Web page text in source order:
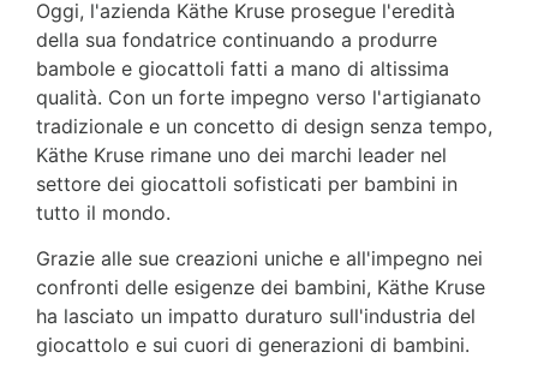
Oggi, l'azienda Käthe Kruse prosegue l'eredità
della sua fondatrice continuando a produrre
bambole e giocattoli fatti a mano di altissima
qualità. Con un forte impegno verso l'artigianato
tradizionale e un concetto di design senza tempo,
Käthe Kruse rimane uno dei marchi leader nel
settore dei giocattoli sofisticati per bambini in
tutto il mondo.
Grazie alle sue creazioni uniche e all'impegno nei
confronti delle esigenze dei bambini, Käthe Kruse
ha lasciato un impatto duraturo sull'industria del
giocattolo e sui cuori di generazioni di bambini.